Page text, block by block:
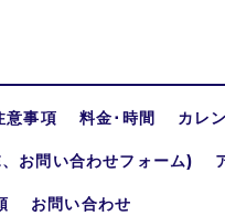
意事項 料金･時間 カレ
お問い合わせフォーム)
お問い合わせ